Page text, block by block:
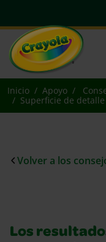
Inicio Apoyo
Superficie de detalle
Volver a los
Los